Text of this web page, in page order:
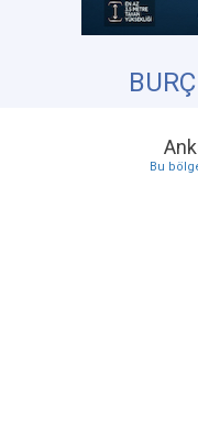
Bu